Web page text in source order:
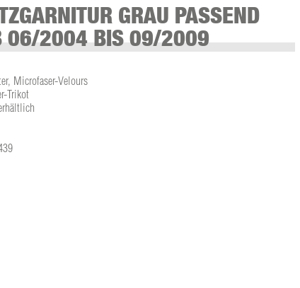
GRAU PASSEND
06/2004 BIS 09/2009
Microfaser-Velours
Trikot